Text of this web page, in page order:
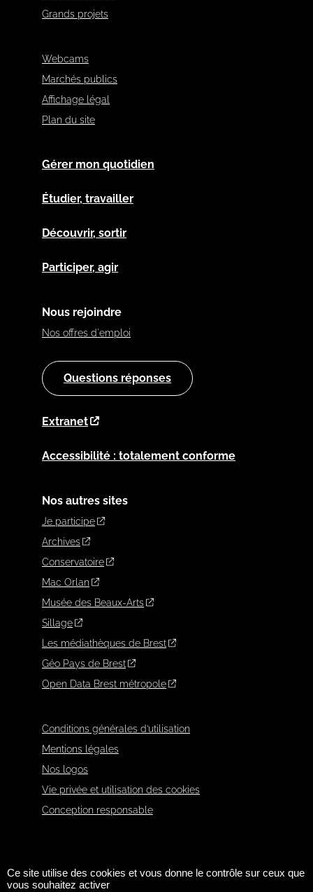
Ce site utilise des cookies et vous donne le contrôle sur ceux que
vous souhaitez activer
Grands projets
Webcams
Marchés publics
Affichage légal
Plan du site
Gérer mon quotidien
Étudier, travailler
Découvrir, sortir
Participer, agir
Nous rejoindre
Nos offres d'emploi
Questions réponses
Extranet
Accessibilité : totalement conforme
Nos autres sites
Je participe
Archives
Conservatoire
Mac Orlan
Musée des Beaux-Arts
Sillage
Les médiathèques de Brest
Géo Pays de Brest
Open Data Brest métropole
Conditions générales d’utilisation
Mentions légales
Nos logos
Vie privée et utilisation des cookies
Conception responsable